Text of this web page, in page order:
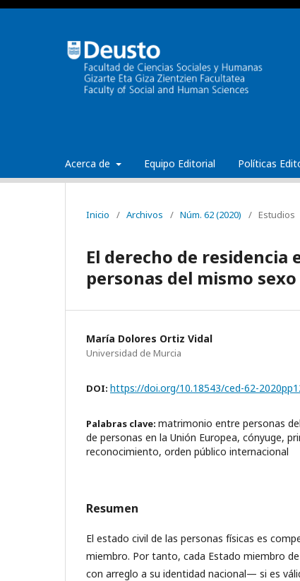
Acerca de Equipo Editorial Políticas
Inicio / Archivos / Núm. 62 (2020) / Estudios
El derecho de
personas del mismo sexo
María Dolores Ortiz Vidal
Universidad de Murcia
DOI: https://doi.org/10.18543/ced-62-
Palabras clave: matrimonio entre personas
de personas en la Unión Europea, cónyuge,
reconocimiento, orden público internacional
Resumen
El estado civil de las personas físicas es
miembro. Por tanto, cada Estado miembro
con arreglo a su identidad nacional— si es